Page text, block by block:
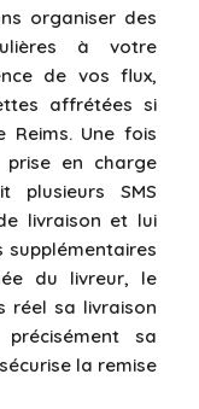
organiser des
à votre
de vos flux,
affrétées si
Une fois
en charge
plusieurs SMS
livraison et lui
du livreur, le
réel sa livraison
sa
la remise